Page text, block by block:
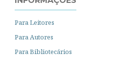
Para Leitores
Para Autores
Para Bibliotecários